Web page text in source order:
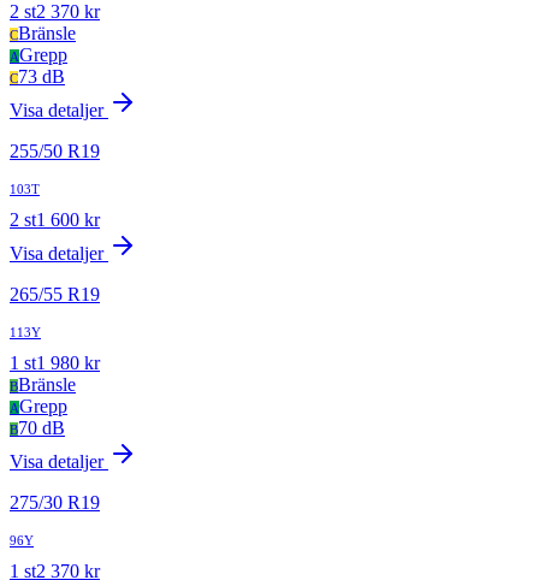
2 st2 370 kr
CBränsle
AGrepp
C73 dB
Visa detaljer
255/50 R19
103T
2 st1 600 kr
Visa detaljer
265/55 R19
113Y
1 st1 980 kr
BBränsle
AGrepp
B70 dB
Visa detaljer
275/30 R19
96Y
1 st2 370 kr